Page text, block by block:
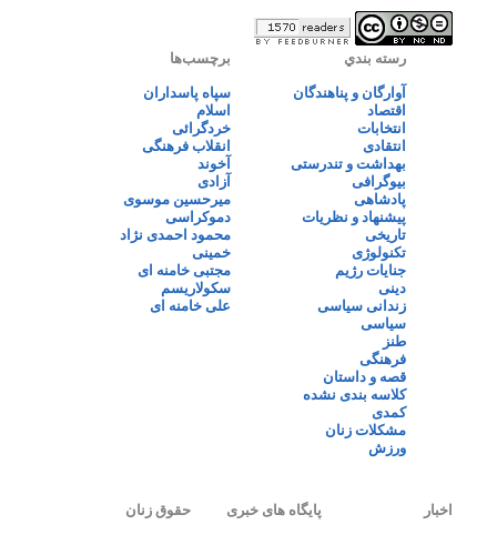
رسته بندي
آوارگان و پناهندگان
اقتصاد
انتخابات
انتقادی
بهداشت و تندرستی
بیوگرافی
پادشاهی
پیشنهاد و نظریات
تاریخی
تکنولوژی
جنایات رژیم
دینی
زندانی سیاسی
سیاسی
طنز
فرهنگی
قصه و داستان
کلاسه بندی نشده
کمدی
مشکلات زنان
ورزش
برچسب‌ها
سپاه پاسداران
اسلام
خردگرائی
انقلاب فرهنگی
آخوند
آزادی
میرحسین موسوی
دموکراسی
محمود احمدی نژاد
خمینی
مجتبی خامنه ای
سکولاریسم
علی خامنه ای
اخبار پایگاه های خبری حقوق زنان